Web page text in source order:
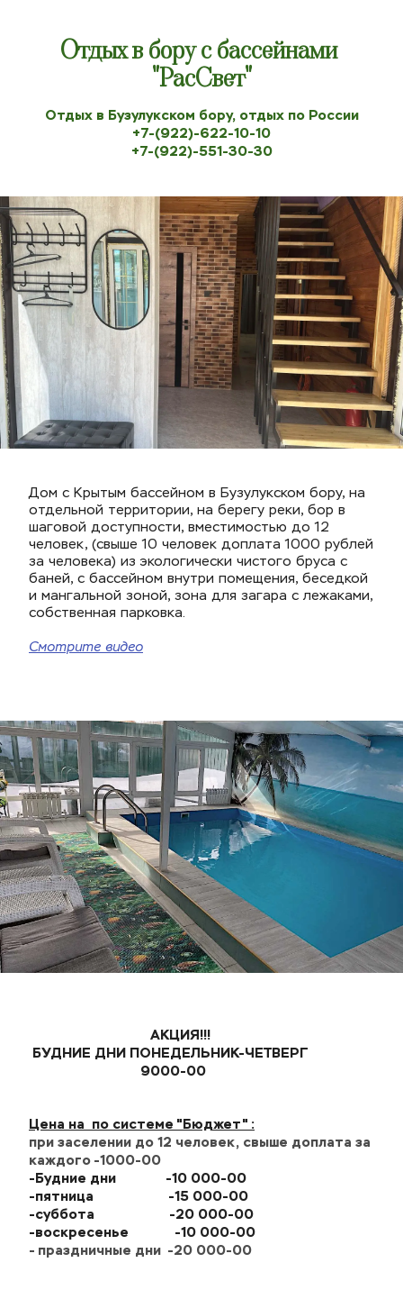
Отдых в бору с бассейнами
"РасСвет"
Отдых в Бузулукском бору, отдых по России
+7-(922)-622-10-10
+7-(922)-551-30-30
Дом с Крытым бассейном в Бузулукском бору, на
отдельной территории, на берегу реки, бор в
шаговой доступности, вместимостью до 12
человек, (свыше 10 человек доплата 1000 рублей
за человека) из экологически чистого бруса с
баней, с бассейном внутри помещения, беседкой
и мангальной зоной, зона для загара с лежаками,
собственная парковка.
Смотрите видео
АКЦИЯ!!!
БУДНИЕ ДНИ ПОНЕДЕЛЬНИК-ЧЕТВЕРГ
                               9000-00
Цена на  по системе "Бюджет" :
при заселении до 12 человек, свыше доплата за
каждого -1000-00
-Будние дни              -10 000-00
-пятница                     -15 000-00
-суббота                     -20 000-00
-воскресенье             -10 000-00
- праздничные дни  -20 000-00